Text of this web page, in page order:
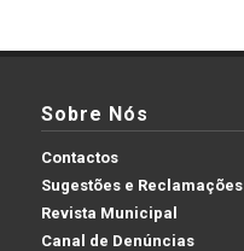
Sobre Nós
Contactos
Sugestões e Reclamações
Revista Municipal
Canal de Denúncias